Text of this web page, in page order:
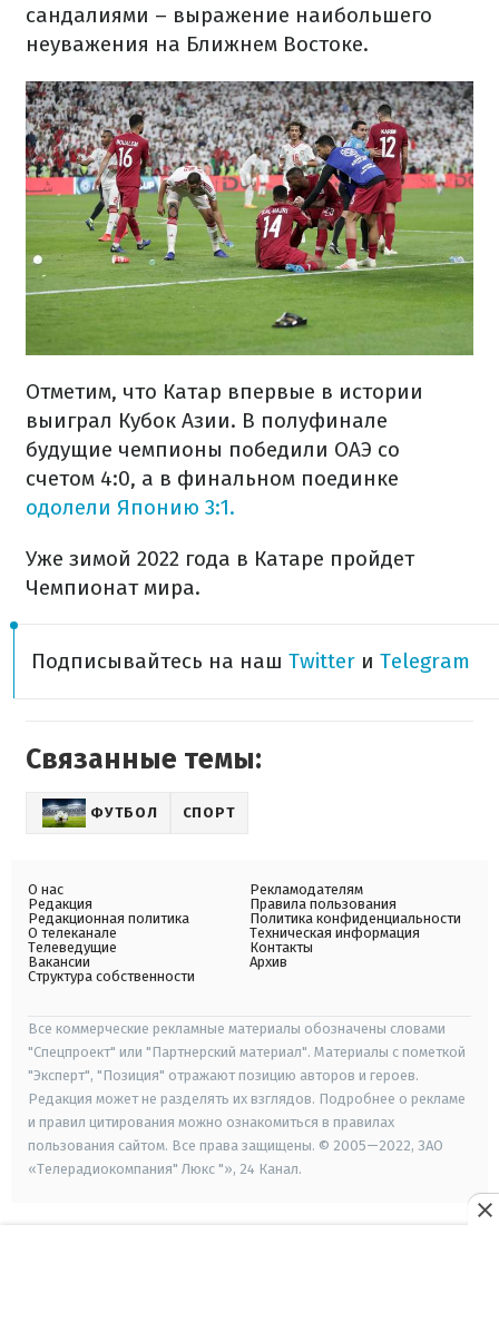
сандалиями – выражение наибольшего
неуважения на Ближнем Востоке.
Отметим, что Катар впервые в истории
выиграл Кубок Азии. В полуфинале
будущие чемпионы победили ОАЭ со
счетом 4:0, а в финальном поединке
одолели Японию 3:1.
Уже зимой 2022 года в Катаре пройдет
Чемпионат мира.
Подписывайтесь на наш Twitter и Telegram
Связанные темы:
ФУТБОЛ СПОРТ
О нас
Редакция
Редакционная политика
О телеканале
Телеведущие
Вакансии
Структура собственности
Рекламодателям
Правила пользования
Политика конфиденциальности
Техническая информация
Контакты
Архив
Все коммерческие рекламные материалы обозначены словами
"Спецпроект" или "Партнерский материал". Материалы с пометкой
"Эксперт", "Позиция" отражают позицию авторов и героев.
Редакция может не разделять их взглядов. Подробнее о рекламе
и правил цитирования можно ознакомиться в правилах
пользования сайтом. Все права защищены. © 2005—2022, ЗАО
«Телерадиокомпания" Люкс "», 24 Канал.